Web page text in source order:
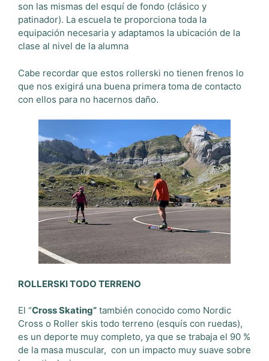
son las mismas del esquí de fondo (clásico y
patinador). La escuela te proporciona toda la
equipación necesaria y adaptamos la ubicación de la
clase al nivel de la alumna
Cabe recordar que estos rollerski no tienen frenos lo
que nos exigirá una buena primera toma de contacto
con ellos para no hacernos daño.
ROLLERSKI TODO TERRENO
El “Cross Skating” también conocido como Nordic
Cross o Roller skis todo terreno (esquís con ruedas),
es un deporte muy completo, ya que se trabaja el 90 %
de la masa muscular, con un impacto muy suave sobre